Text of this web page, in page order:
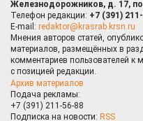
Железнодорожников, д. 17,
Телефон редакции: +7 (391)
E-mail: redaktor@krasrab.krsn.ru
Мнения авторов статей,
материалов, размещённых в
комментариев пользователей к
с позицией редакции.
Архив материалов
Подача рекламы:
+7 (391) 211-56-88
Подписка на новости: RSS